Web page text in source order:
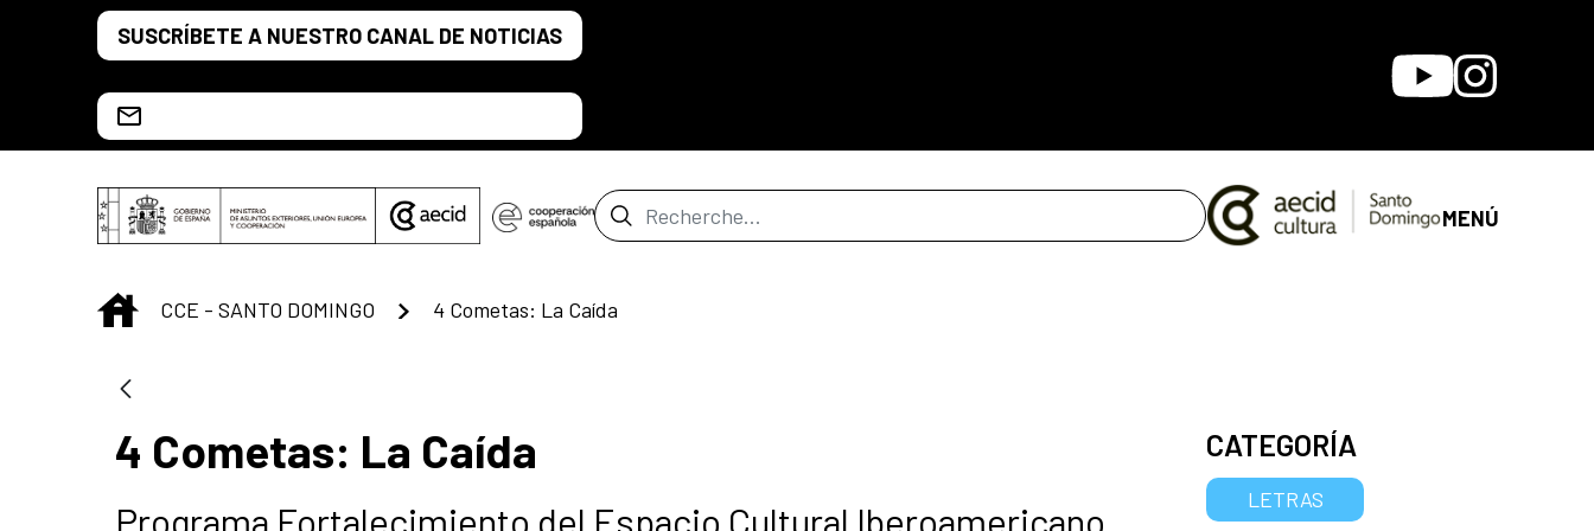
Saut au contenu principal
SUSCRÍBETE A NUESTRO CANAL DE NOTICIAS
YoutubeInstagram
Barre de recherche MENÚ
INICIO
CCE - SANTO DOMINGO 4 Cometas: La Caída
4 Cometas: La Caída
Programa Fortalecimiento del Espacio Cultural Iberoamericano
CATEGORÍA
LETRAS